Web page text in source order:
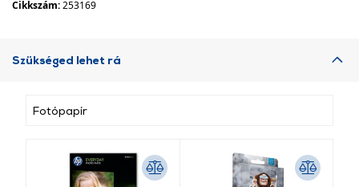
Cikkszám:253169
Szükséged lehet rá
Fotópapír